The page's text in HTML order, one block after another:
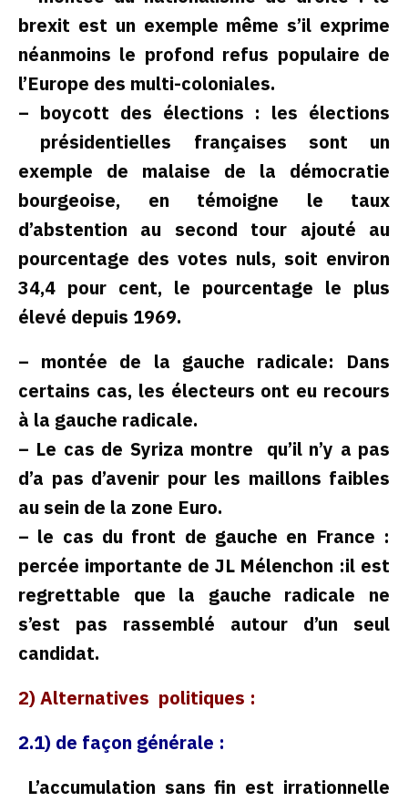
brexit est un exemple même s’il exprime
néanmoins le profond refus populaire de
l’Europe des multi-coloniales.
– boycott des élections : les élections
présidentielles françaises sont un
exemple de malaise de la démocratie
bourgeoise, en témoigne le taux
d’abstention au second tour ajouté au
pourcentage des votes nuls, soit environ
34,4 pour cent, le pourcentage le plus
élevé depuis 1969.
– montée de la gauche radicale: Dans
certains cas, les électeurs ont eu recours
à la gauche radicale.
– Le cas de Syriza montre qu’il n’y a pas
d’a pas d’avenir pour les maillons faibles
au sein de la zone Euro.
– le cas du front de gauche en France :
percée importante de JL Mélenchon :il est
regrettable que la gauche radicale ne
s’est pas rassemblé autour d’un seul
candidat.
2) Alternatives politiques :
2.1) de façon générale :
L’accumulation sans fin est irrationnelle